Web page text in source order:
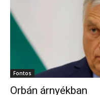
Fontos
Orbán árnyékban